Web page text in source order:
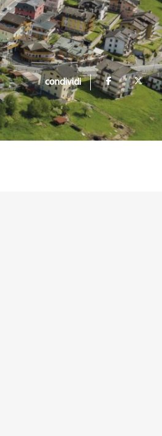
condividi